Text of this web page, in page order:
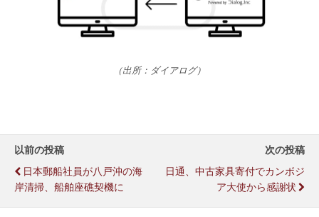
（出所：ダイアログ）
以前の投稿
日本郵船社員が八戸沖の海
岸清掃、船舶座礁契機に
次の投稿
日通、中古家具寄付でカンボジ
ア大使から感謝状